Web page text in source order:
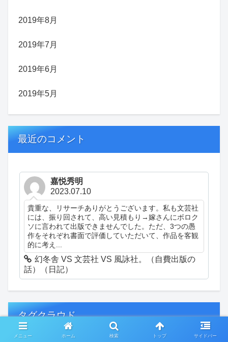
2019年8月
2019年7月
2019年6月
2019年5月
最近のコメント
嘉悦秀明
2023.07.10
貴重な、リサーチありがとうございます。私も文芸社
には、振り回されて、高い見積もり→嫁さんにボロク
ソに言われて出版できませんでした。ただ、3つの愚
作をそれぞれ書面で評価していただいて、作品を客観
的に考え...
幻冬舎 VS 文芸社 VS 風詠社。（自費出版の
話）（日記）
タグクラウド
メニュー ホーム 検索 トップ サイドバー